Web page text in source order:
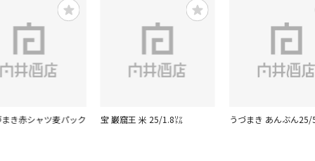
き赤シャツ麦パック 宝 巌窟王 米 25/1.8㍑ うづまき あんぶん25/